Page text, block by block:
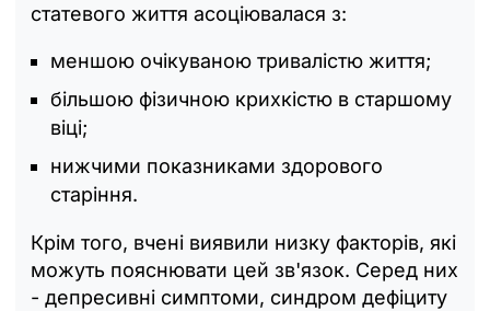
статевого життя асоціювалася з:
меншою очікуваною тривалістю життя;
більшою фізичною крихкістю в старшому
віці;
нижчими показниками здорового
старіння.
Крім того, вчені виявили низку факторів, які
можуть пояснювати цей зв'язок. Серед них
- депресивні симптоми, синдром дефіциту